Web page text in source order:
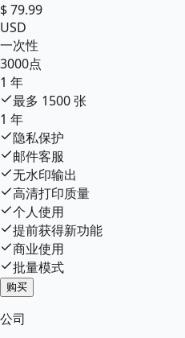
$79.99
USD
一次性
3000点
1 年
最多 1500张
1 年
隐私保护
邮件客服
无水印输出
高清打印质量
个人使用
提前获得新功能
商业使用
批量模式
购买
公司